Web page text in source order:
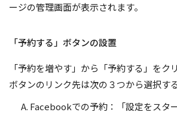
ージの管理画面が表示されます。
「予約する」ボタンの設置
「予約を増やす」から「予約する」をク
ボタンのリンク先は次の３つから選択す
A. Facebookでの予約：「設定をスタ